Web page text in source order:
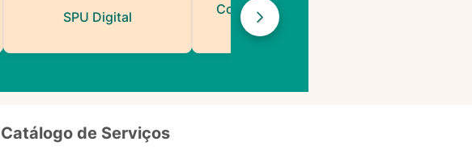
SPU Digital
Contatos de Protocolo
da PMF
Catálogo de Serviços